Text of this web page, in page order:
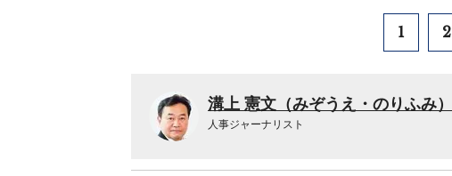
1 2
溝上 憲文（みぞうえ・のりふみ）
人事ジャーナリスト